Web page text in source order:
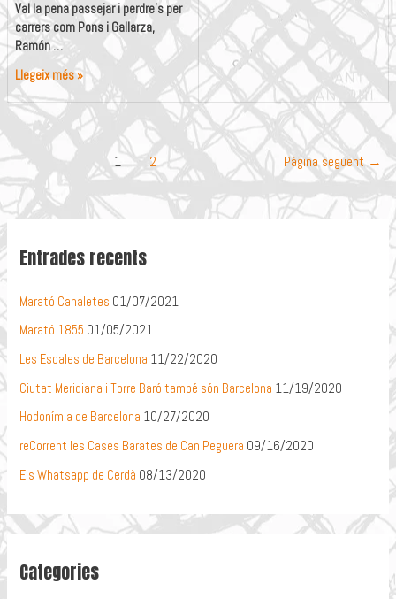
Val la pena passejar i perdre’s per
carrers com Pons i Gallarza,
Ramón …
reCorrent
Sant
Andreu
Llegeix més »
Navegació
d'entrades
1 2 Pàgina següent→
Entrades recents
Marató Canaletes 01/07/2021
Marató 1855 01/05/2021
Les Escales de Barcelona 11/22/2020
Ciutat Meridiana i Torre Baró també són Barcelona 11/19/2020
Hodonímia de Barcelona 10/27/2020
reCorrent les Cases Barates de Can Peguera 09/16/2020
Els Whatsapp de Cerdà 08/13/2020
Categories